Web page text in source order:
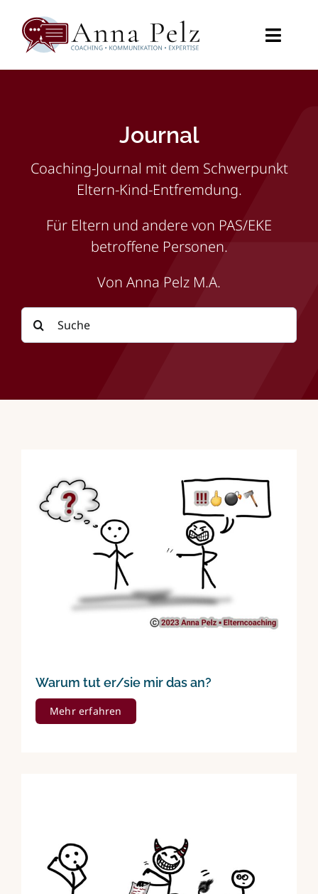
Inhalt
springen
Toggle
Videos
Journal
Coaching-Journal mit dem Schwerpunkt
Eltern-Kind-Entfremdung.
Für Eltern und andere von PAS/EKE
betroffene Personen.
Von Anna Pelz M.A.
Suche
nach:
Warum tut er/sie mir das an?
Mehr erfahren